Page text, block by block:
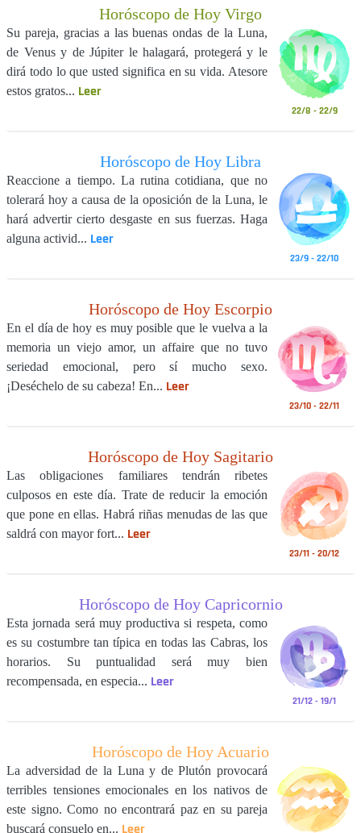
Horóscopo de Hoy Virgo
22/8 - 22/9
Su pareja, gracias a las buenas ondas de la Luna,
de Venus y de Júpiter le halagará, protegerá y le
dirá todo lo que usted significa en su vida. Atesore
estos gratos... Leer
Horóscopo de Hoy Libra
23/9 - 22/10
Reaccione a tiempo. La rutina cotidiana, que no
tolerará hoy a causa de la oposición de la Luna, le
hará advertir cierto desgaste en sus fuerzas. Haga
alguna activid... Leer
Horóscopo de Hoy Escorpio
23/10 - 22/11
En el día de hoy es muy posible que le vuelva a la
memoria un viejo amor, un affaire que no tuvo
seriedad emocional, pero sí mucho sexo.
¡Deséchelo de su cabeza! En... Leer
Horóscopo de Hoy Sagitario
23/11 - 20/12
Las obligaciones familiares tendrán ribetes
culposos en este día. Trate de reducir la emoción
que pone en ellas. Habrá riñas menudas de las que
saldrá con mayor fort... Leer
Horóscopo de Hoy Capricornio
21/12 - 19/1
Esta jornada será muy productiva si respeta, como
es su costumbre tan típica en todas las Cabras, los
horarios. Su puntualidad será muy bien
recompensada, en especia... Leer
Horóscopo de Hoy Acuario
La adversidad de la Luna y de Plutón provocará
terribles tensiones emocionales en los nativos de
este signo. Como no encontrará paz en su pareja
buscará consuelo en... Leer